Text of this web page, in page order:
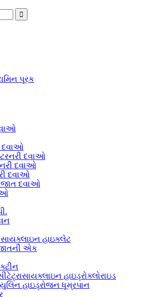
પૂરક
દવાઓ
દવાઓ
દવાઓ
દવાઓ
દવાઓ
હાઇક્લેટ
એક
હાઇડ્રોક્લોરાઇડ
હાઇડ્રોજન ધૂમ્રપાન